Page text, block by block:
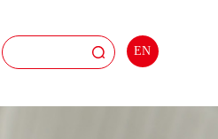
EN